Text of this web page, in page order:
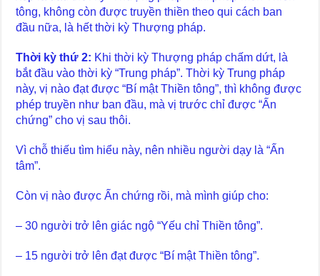
tông, không còn được truyền thiền theo qui cách ban
đầu nữa, là hết thời kỳ Thượng pháp.
Thời kỳ thứ 2: Khi thời kỳ Thượng pháp chấm dứt, là
bắt đầu vào thời kỳ “Trung pháp”. Thời kỳ Trung pháp
này, vị nào đạt được “Bí mật Thiền tông”, thì không được
phép truyền như ban đầu, mà vị trước chỉ được “Ấn
chứng” cho vị sau thôi.
Vì chỗ thiếu tìm hiểu này, nên nhiều người dạy là “Ấn
tâm”.
Còn vị nào được Ấn chứng rồi, mà mình giúp cho:
– 30 người trở lên giác ngộ “Yếu chỉ Thiền tông”.
– 15 người trở lên đạt được “Bí mật Thiền tông”.